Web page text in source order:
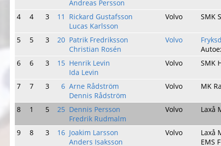
Andreas Persson
4 4 3 11
Rickard Gustafsson
Lucas Karlsson
Volvo SMK
5 5 3 20 Patrik Fredriksson
Christian Rosén
Volvo
6
6 3 15 Henrik Levin
Ida Levin
Volvo SMK
7 7 3 6 Arne Rådström
Dennis Rådström
Volvo MK
8 1 5 25 Dennis Persson
Fredrik Rudmalm
Volvo Laxå
9 8 3 16 Joakim Larsson
Anders Isaksson
Volvo
Laxå
EMS